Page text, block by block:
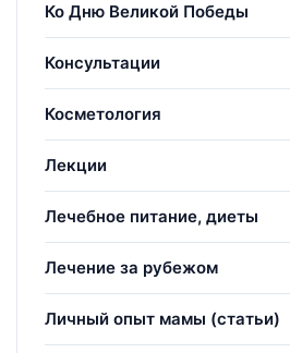
Ко Дню Великой Победы
Консультации
Косметология
Лекции
Лечебное питание, диеты
Лечение за рубежом
Личный опыт мамы (статьи)